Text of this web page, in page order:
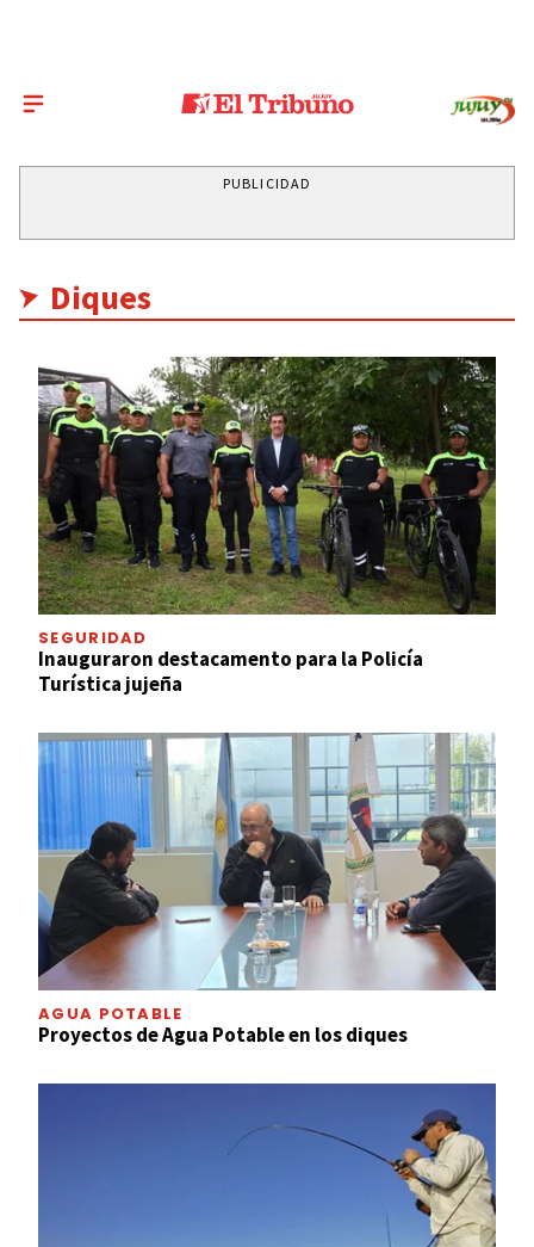
PUBLICIDAD
Diques
SEGURIDAD
Inauguraron destacamento para la Policía
Turística jujeña
AGUA POTABLE
Proyectos de Agua Potable en los diques